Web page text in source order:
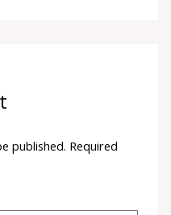
published. Required